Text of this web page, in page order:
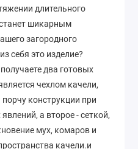
длительного
шикарным
загородного
себя это изделие?
два готовых
чехлом качели,
конструкции при
а второе - сеткой,
мух, комаров и
качели.и